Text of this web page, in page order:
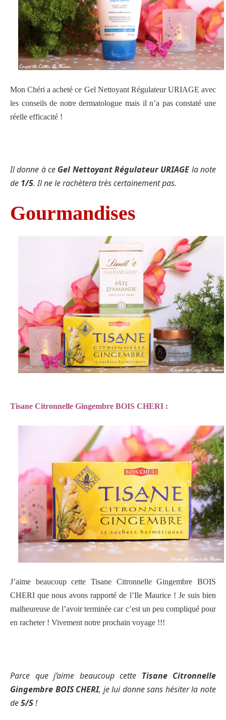
Mon Chéri a acheté ce Gel Nettoyant Régulateur URIAGE avec
les conseils de notre dermatologue mais il n’a pas constaté une
réelle efficacité !
Il donne à ce Gel Nettoyant Régulateur URIAGE la note
de 1/5. Il ne le rachètera très certainement pas.
Gourmandises
Tisane Citronnelle Gingembre BOIS CHERI :
J’aime beaucoup cette Tisane Citronnelle Gingembre BOIS
CHERI que nous avons rapporté de l’Ile Maurice ! Je suis bien
malheureuse de l’avoir terminée car c’est un peu compliqué pour
en racheter ! Vivement notre prochain voyage !!!
Parce que j’aime beaucoup cette Tisane Citronnelle
Gingembre BOIS CHERI, je lui donne sans hésiter la note
de5/5!